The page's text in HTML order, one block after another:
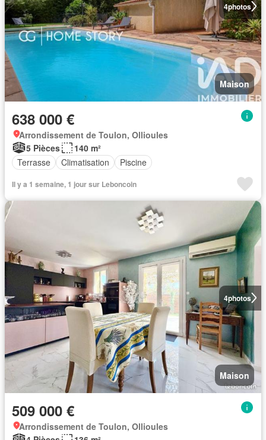
4photos
Maison
638 000 €
Arrondissement de Toulon, Ollioules
5 Pièces
140 m²
Terrasse
Climatisation Piscine
Il y a 1 semaine, 1 jour sur Leboncoin
4photos
Maison
509 000 €
Arrondissement de Toulon, Ollioules